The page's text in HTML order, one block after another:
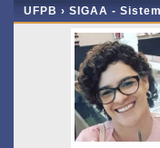
UFPB › SIGAA -